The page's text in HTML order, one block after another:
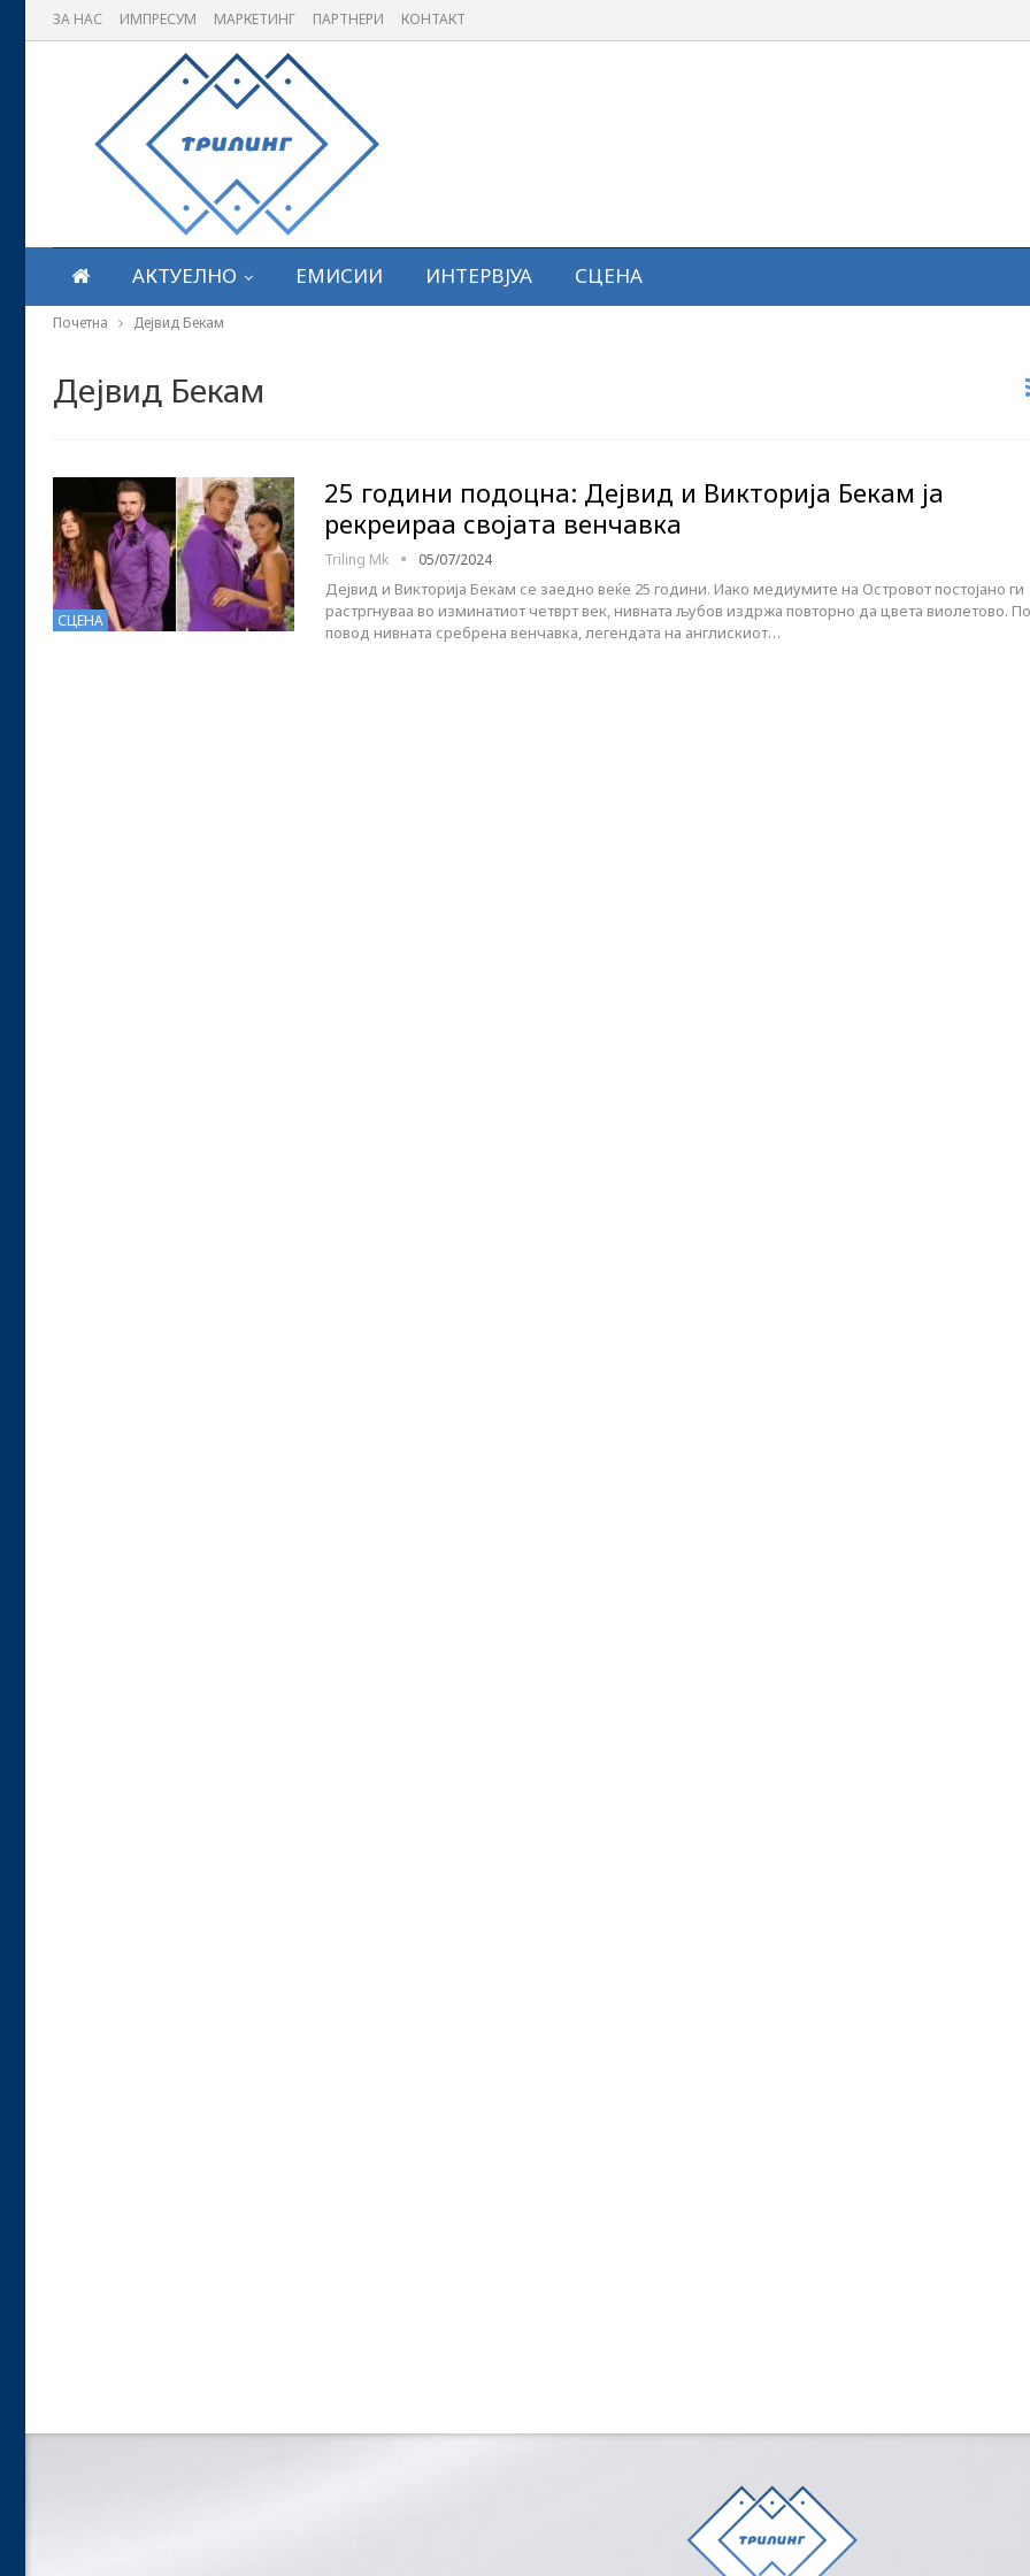
ЗА НАС ИМПРЕСУМ МАРКЕТИНГ ПАРТНЕРИ КОНТАКТ
АКТУЕЛНО ЕМИСИИ ИНТЕРВЈУА СЦЕНА
Почетна Дејвид Бекам
Дејвид Бекам
СЦЕНА
25 години подоцна: Дејвид и Викторија Бекам ја
рекреираа својата венчавка
Triling Mk 05/07/2024
Дејвид и Викторија Бекам се заедно веќе 25 години. Иако медиумите на Островот постојано ги
растргнуваа во изминатиот четврт век, нивната љубов издржа повторно да цвета виолетовo. По
повод нивната сребрена венчавка, легендата на англискиот…